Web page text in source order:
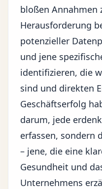
bloßen Annahmen
Herausforderung
potenzieller
und jene
identifizieren, die
sind und direkten
Geschäftserfolg
darum, jede
erfassen, sondern
– jene, die eine
Gesundheit und
Unternehmens